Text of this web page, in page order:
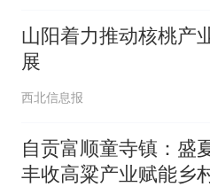
山阳着力推动核桃产
展
西北信息报
自贡富顺童寺镇：盛
丰收高粱产业赋能乡